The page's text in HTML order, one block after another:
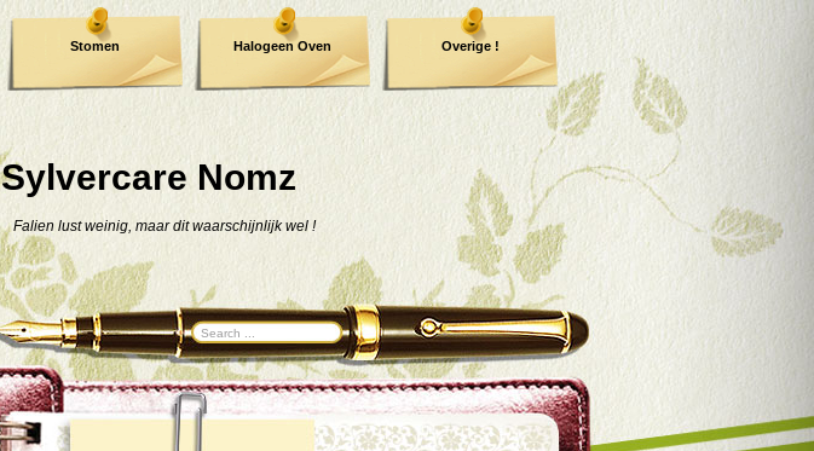
Sylvercare Nomz
Falien lust weinig, maar dit waarschijnlijk wel !
Stomen Halogeen Oven Overige !